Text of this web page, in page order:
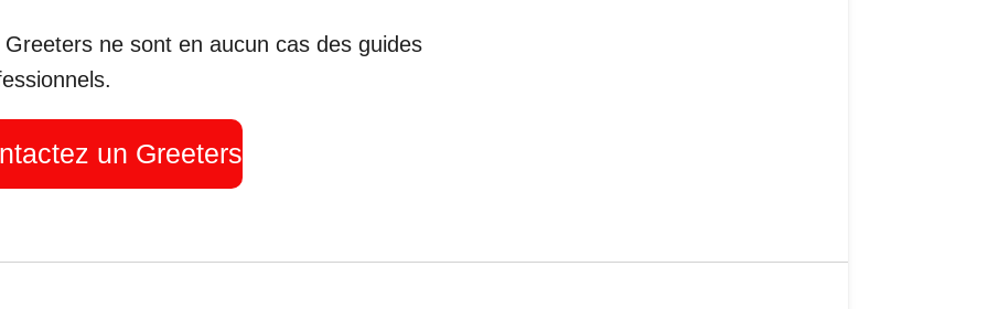
Greeters ne sont en aucun cas des guides
un Greeters